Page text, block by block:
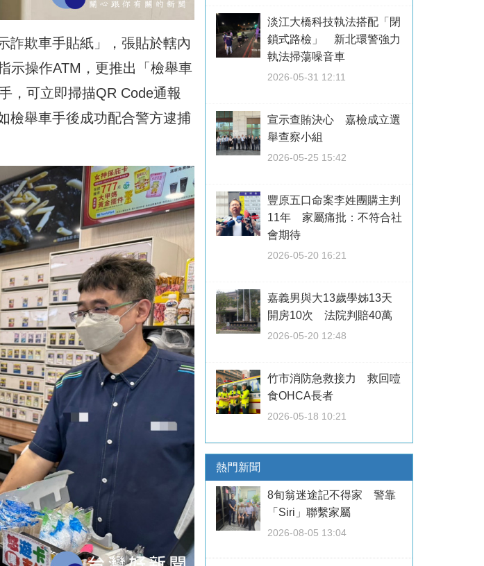
詐欺車手貼紙」，張貼於轄內
示操作ATM，更推出「檢舉車
，可立即掃描QR Code通報
檢舉車手後成功配合警方逮捕
淡江大橋科技執法搭配「閉
鎖式路檢」 新北環警強力
執法掃蕩噪音車
2026-05-31 12:11
宣示查賄決心 嘉檢成立選
舉查察小組
2026-05-25 15:42
豐原五口命案李姓團購主判
11年 家屬痛批：不符合社
會期待
2026-05-20 16:21
嘉義男與大13歲學姊13天
開房10次 法院判賠40萬
2026-05-20 12:48
竹市消防急救接力 救回噎
食OHCA長者
2026-05-18 10:21
熱門新聞
8旬翁迷途記不得家 警靠
「Siri」聯繫家屬
2026-08-05 13:04